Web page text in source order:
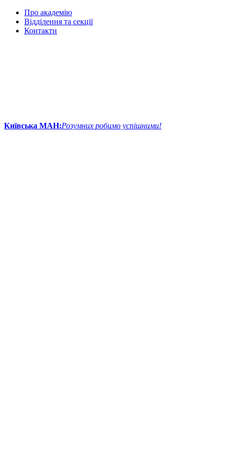
Про академію
Відділення та секції
Контакти
Київська МАН:Розумних робимо успішними!